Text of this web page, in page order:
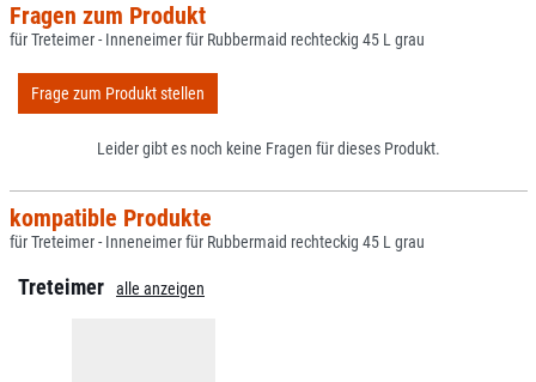
Fragen zum Produkt
für Treteimer - Inneneimer für Rubbermaid rechteckig 45 L grau
Frage zum Produkt stellen
Leider gibt es noch keine Fragen für dieses Produkt.
kompatible Produkte
für Treteimer - Inneneimer für Rubbermaid rechteckig 45 L grau
Treteimer alle anzeigen